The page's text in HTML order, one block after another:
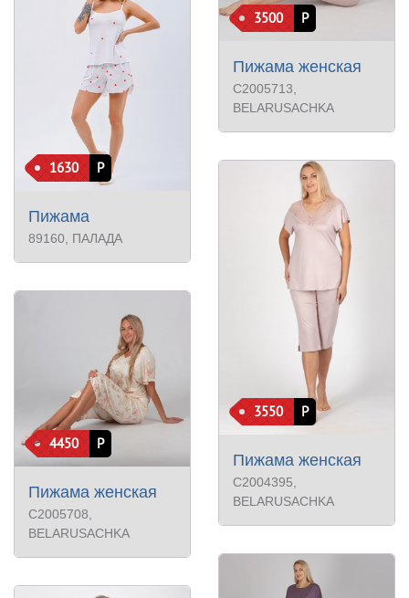
1630 Р
Пижама
89160 , ПАЛАДА
4450 Р
Пижама женская
С2005708
BELARUSACHKA
3500 Р
Пижама женская
С2005713
BELARUSACHKA
3550 Р
Пижама женская
С2004395,
BELARUSACHKA